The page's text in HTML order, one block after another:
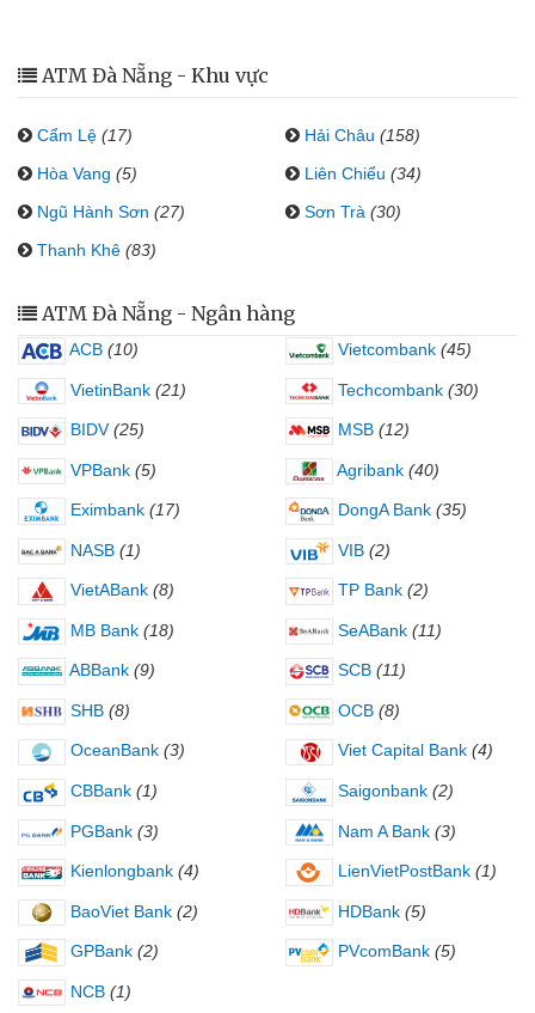
ATM Đà Nẵng - Khu vực
Cẩm Lệ (17) Hải Châu (158)
Hòa Vang (5) Liên Chiểu (34)
Ngũ Hành Sơn (27) Sơn Trà (30)
Thanh Khê (83)
ATM Đà Nẵng - Ngân hàng
ACB (10) Vietcombank (45)
VietinBank (21) Techcombank (30)
BIDV (25) MSB (12)
VPBank (5) Agribank (40)
Eximbank (17) DongA Bank (35)
NASB (1) VIB (2)
VietABank (8) TP Bank (2)
MB Bank (18) SeABank (11)
ABBank (9) SCB (11)
SHB (8) OCB (8)
OceanBank (3) Viet Capital Bank (4)
CBBank (1) Saigonbank (2)
PGBank (3) Nam A Bank (3)
Kienlongbank (4) LienVietPostBank (1)
BaoViet Bank (2) HDBank (5)
GPBank (2) PVcomBank (5)
NCB (1)